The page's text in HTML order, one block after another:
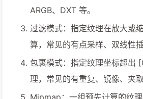
ARGB、DXT 等。
过滤模式：指定纹理在放大或
算，常见的有点采样、双线性
包裹模式：指定纹理坐标超出
理，常见的有重复、镜像、夹取